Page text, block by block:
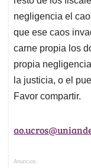
negligencia el
que ese caos
carne propia los
propia
la justicia, o el
Favor compartir.
Anuncios.